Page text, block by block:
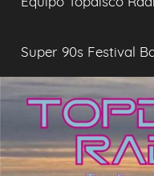
Super 90s Festival